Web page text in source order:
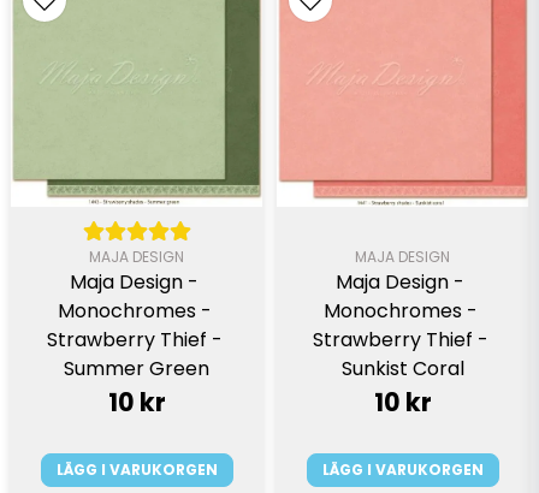
MAJA DESIGN
Maja Design -
Monochromes -
Strawberry Thief -
Summer Green
10 kr
LÄGG I VARUKORGEN
MAJA DESIGN
Maja Design -
Monochromes -
Strawberry Thief -
Sunkist Coral
10 kr
LÄGG I VARUKORGEN